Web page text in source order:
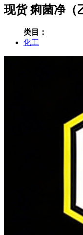
现货 痢菌净（
类目：
化工